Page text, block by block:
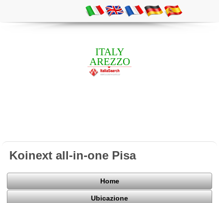
ITALY
AREZZO
Koinext all-in-one Pisa
Home
Ubicazione